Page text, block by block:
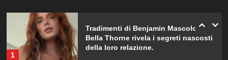
1
Tradimenti di Benjamin Mascolo:
Bella Thorne rivela i segreti nascosti
della loro relazione.